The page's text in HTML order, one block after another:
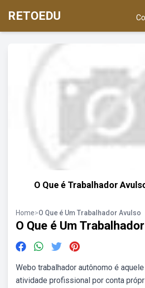
RETOEDU
O Que é Trabalhador
Home>O Que é Um Trabalhador Avulso
O Que é Um
Webo trabalhador autônomo é
atividade profissional por conta